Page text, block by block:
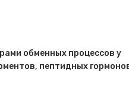
обменных процессов у
пептидных